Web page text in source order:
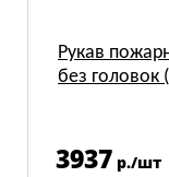
Рукав
без головок
3937 р./шт